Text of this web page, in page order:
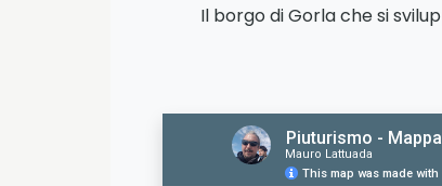
Il borgo di Gorla che si